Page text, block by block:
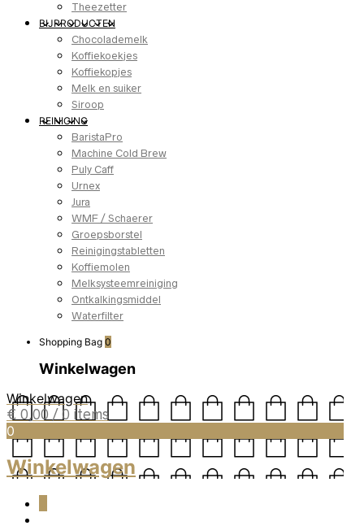
Theezetter
BIJPRODUCTEN
Chocolademelk
Koffiekoekjes
Koffiekopjes
Melk en suiker
Siroop
REINIGING
BaristaPro
Machine Cold Brew
Puly Caff
Urnex
Jura
WMF / Schaerer
Groepsborstel
Reinigingstabletten
Koffiemolen
Melksysteemreiniging
Ontkalkingsmiddel
Waterfilter
Shopping Bag 0
Winkelwagen
Winkelwagen
€ 0,00 / 0 items
0
Winkelwagen